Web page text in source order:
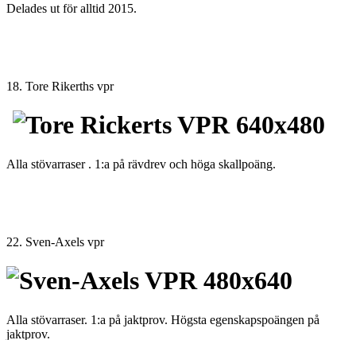
Delades ut för alltid 2015.
18. Tore Rikerths vpr
Alla stövarraser . 1:a på rävdrev och höga skallpoäng.
22. Sven-Axels vpr
Alla stövarraser. 1:a på jaktprov. Högsta egenskapspoängen på
jaktprov.